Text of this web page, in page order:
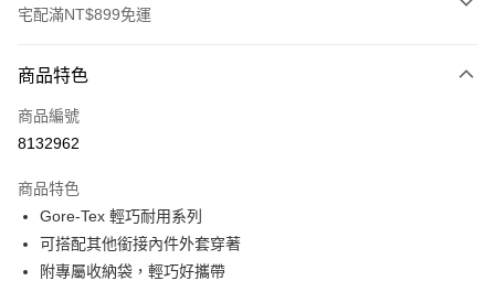
宅配滿NT$899免運
信用卡一次付款
LINE Pay
悠遊付
Google Pay
商品特色
商品編號
8132962
商品特色
Gore-Tex 輕巧耐用系列
可搭配其他銜接內件外套穿著
附專屬收納袋，輕巧好攜帶